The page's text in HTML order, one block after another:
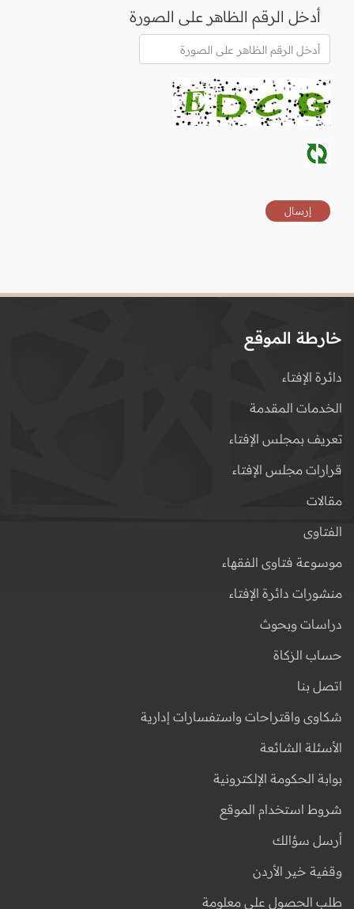
أدخل الرقم الظاهر على الصورة
خارطة الموقع
دائرة الإفتاء
الخدمات المقدمة
تعريف بمجلس الإفتاء
قرارات مجلس الإفتاء
مقالات
الفتاوى
موسوعة فتاوى الفقهاء
منشورات دائرة الإفتاء
دراسات وبحوث
حساب الزكاة
اتصل بنا
شكاوى واقتراحات واستفسارات إدارية
الأسئلة الشائعة
بوابة الحكومة الإلكترونية
شروط استخدام الموقع
أرسل سؤالك
وقفية خير الأردن
طلب الحصول على معلومة